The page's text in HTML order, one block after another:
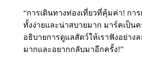
“การเดินทางท่องเที่ยวที่คุ้มค่า! กา
ทั้งง่ายและน่าสบายมาก มาร์คเป็น
อธิบายการดูแลสัตว์ให้เราฟังอย่างล
มากและอยากกลับมาอีกครั้ง!”